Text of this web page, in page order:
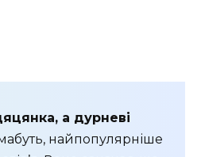
а дурневі
найпопулярніше